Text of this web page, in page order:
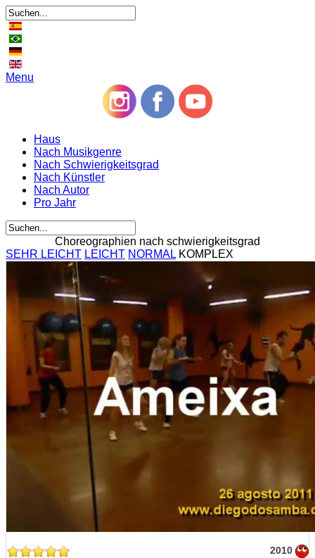
Menu
Haus
Nach Musikgenre
Nach Schwierigkeitsgrad
Nach Künstler
Nach Autor
Pro Jahr
Choreographien nach schwierigkeitsgrad
SEHR LEICHT LEICHT NORMAL KOMPLEX
2010